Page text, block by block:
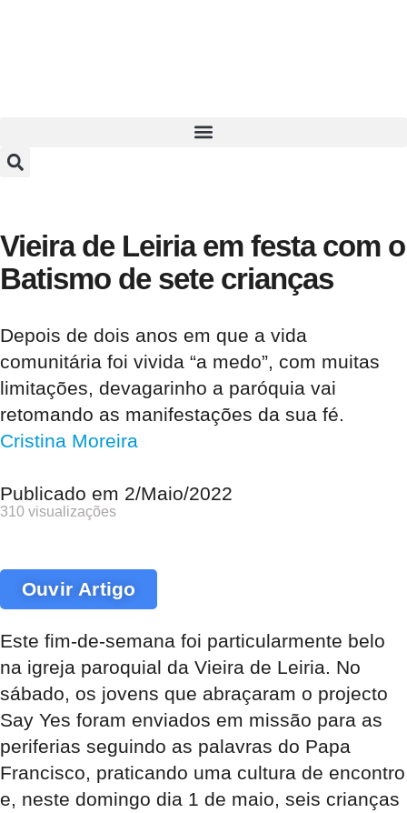
Vieira de Leiria em festa com o
Batismo de sete crianças
Depois de dois anos em que a vida
comunitária foi vivida “a medo”, com muitas
limitações, devagarinho a paróquia vai
retomando as manifestações da sua fé.
Cristina Moreira
Publicado em 2/Maio/2022
310 visualizações
Ouvir Artigo
Este fim-de-semana foi particularmente belo
na igreja paroquial da Vieira de Leiria. No
sábado, os jovens que abraçaram o projecto
Say Yes foram enviados em missão para as
periferias seguindo as palavras do Papa
Francisco, praticando uma cultura de encontro
e, neste domingo dia 1 de maio, seis crianças